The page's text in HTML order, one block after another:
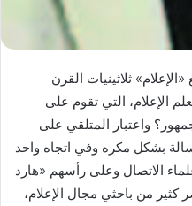
ثلاثينيات القرن
الإعلام، التي تقوم على
واعتبار المتلقي على
بشكل مكره وفي اتجاه واحد
الاتصال وعلى رأسهم «هارد
كثير من باحثي مجال الإعلام،